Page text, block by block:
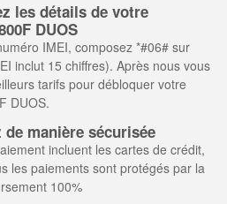
les détails de votre
DUOS
IMEI, composez *#06# sur
inclut 15 chiffres). Après nous vous
tarifs pour débloquer votre
DUOS.
de manière sécurisée
incluent les cartes de crédit,
les paiements sont protégés par la
100%